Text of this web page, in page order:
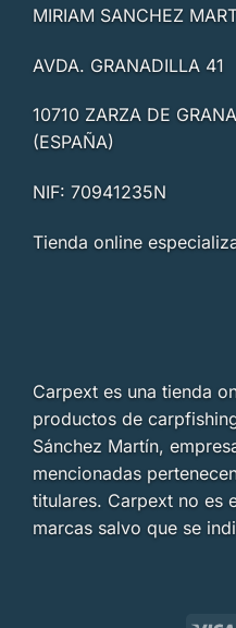
MIRIAM SANCHEZ
AVDA. GRANADILLA 41
10710 ZARZA DE
(ESPAÑA)
NIF: 70941235N
Tienda online
Carpext es una tienda
productos de
Sánchez Martín,
mencionadas
titulares. Carpext no es
marcas salvo que se